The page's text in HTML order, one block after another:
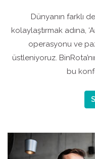
Dünyanın farklı
kolaylaştırmak adına,
operasyonu ve
üstleniyoruz.
bu